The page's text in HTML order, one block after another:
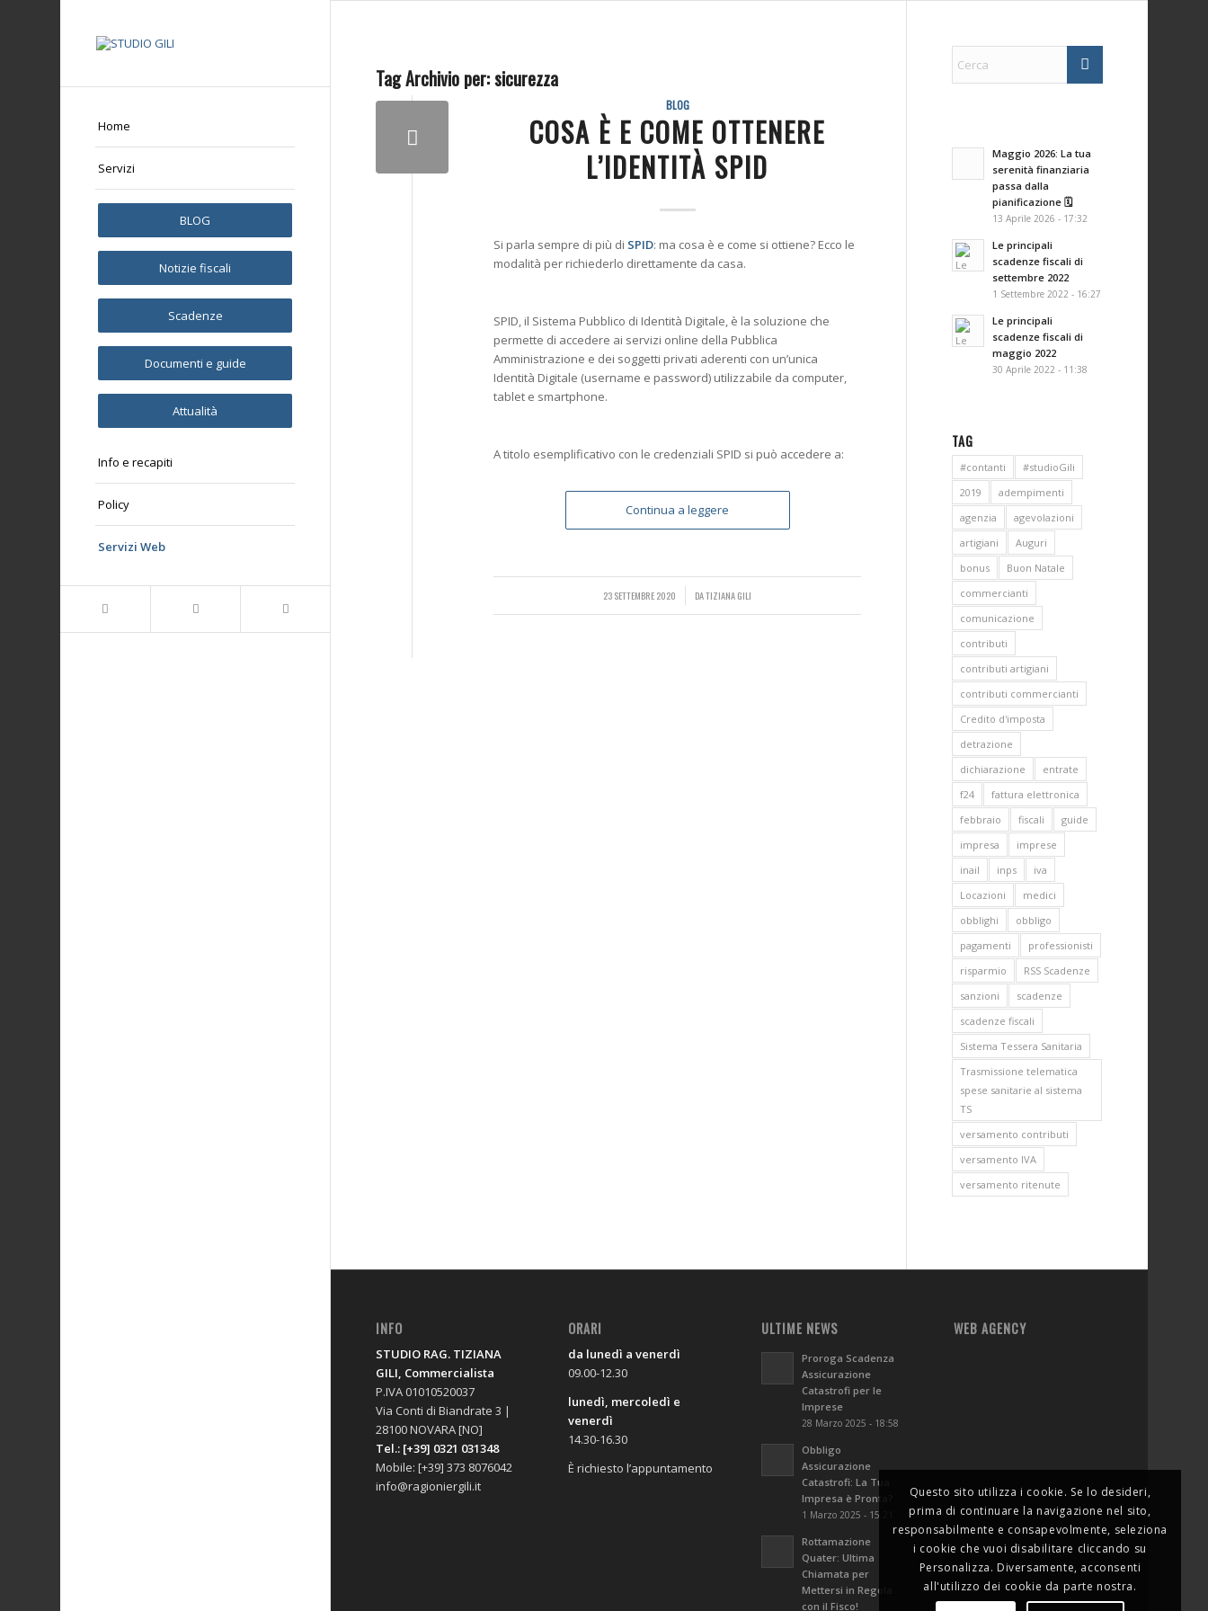
Home
Servizi
BLOG
Notizie fiscali
Scadenze
Documenti e guide
Attualità
Info e recapiti
Policy
Servizi Web
Tag Archivio per:sicurezza
BLOG
COSA È E COME OTTENERE
L’IDENTITÀ SPID
Si parla sempre di più di SPID: ma cosa è e come si ottiene? Ecco le
modalità per richiederlo direttamente da casa.
SPID, il Sistema Pubblico di Identità Digitale, è la soluzione che
permette di accedere ai servizi online della Pubblica
Amministrazione e dei soggetti privati aderenti con un’unica
Identità Digitale (username e password) utilizzabile da computer,
tablet e smartphone.
A titolo esemplificativo con le credenziali SPID si può accedere a:
Continua a leggere
23 SETTEMBRE 2020
/ DATIZIANA GILI
Maggio 2026: La tua
serenità finanziaria
passa dalla
pianificazione 🗓️
13 Aprile 2026 - 17:32
Le principali
scadenze fiscali di
settembre 2022
1 Settembre 2022 - 16:27
Le principali
scadenze fiscali di
maggio 2022
30 Aprile 2022 - 11:38
TAG
#contanti
#studioGili
2019
adempimenti
agenzia
agevolazioni
artigiani
Auguri
bonus
Buon Natale
commercianti
comunicazione
contributi
contributi artigiani
contributi commercianti
Credito d'imposta
detrazione
dichiarazione
entrate
f24
fattura elettronica
febbraio
fiscali
guide
impresa
imprese
inail
inps
iva
Locazioni
medici
obblighi
obbligo
pagamenti
professionisti
risparmio
RSS Scadenze
sanzioni
scadenze
scadenze fiscali
Sistema Tessera Sanitaria
Trasmissione telematica
spese sanitarie al sistema
TS
versamento contributi
versamento IVA
versamento ritenute
INFO
STUDIO RAG. TIZIANA
GILI, Commercialista
P.IVA 01010520037
Via Conti di Biandrate 3 |
28100 NOVARA [NO]
Tel.: [+39] 0321 031348
Mobile: [+39] 373 8076042
info@ragioniergili.it
ORARI
da lunedì a venerdì
09.00-12.30
lunedì, mercoledì e
venerdì
14.30-16.30
È richiesto l’appuntamento
ULTIME NEWS
Proroga Scadenza
Assicurazione
Catastrofi per le
Imprese
28 Marzo 2025 - 18:58
Obbligo
Assicurazione
Catastrofi: La Tua
Impresa è Pronta?
1 Marzo 2025 - 15:21
Rottamazione
Quater: Ultima
Chiamata per
Mettersi in Regola
con il Fisco!
WEB AGENCY
Questo sito utilizza i cookie. Se lo desideri,
prima di continuare la navigazione nel sito,
responsabilmente e consapevolmente, seleziona
i cookie che vuoi disabilitare cliccando su
Personalizza. Diversamente, acconsenti
all'utilizzo dei cookie da parte nostra.